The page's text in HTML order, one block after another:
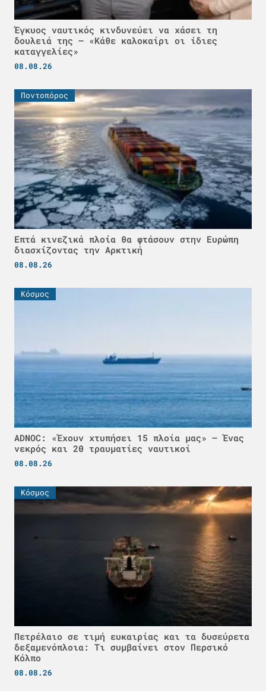
Έγκυος ναυτικός κινδυνεύει να χάσει τη
δουλειά της – «Κάθε καλοκαίρι οι ίδιες
καταγγελίες»
08.08.26
Ποντοπόρος
Επτά κινεζικά πλοία θα φτάσουν στην Ευρώπη
διασχίζοντας την Αρκτική
08.08.26
Κόσμος
ADNOC: «Έχουν χτυπήσει 15 πλοία μας» – Ένας
νεκρός και 20 τραυματίες ναυτικοί
08.08.26
Κόσμος
Πετρέλαιο σε τιμή ευκαιρίας και τα δυσεύρετα
δεξαμενόπλοια: Τι συμβαίνει στον Περσικό
Κόλπο
08.08.26